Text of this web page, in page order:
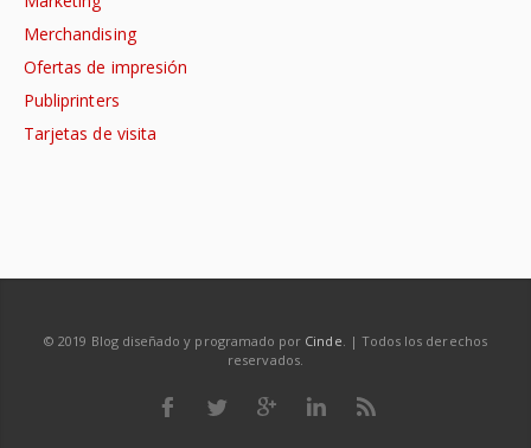
Merchandising
Ofertas de impresión
Publiprinters
Tarjetas de visita
© 2019 Blog diseñado y programado por Cinde. | Todos los derechos
reservados.